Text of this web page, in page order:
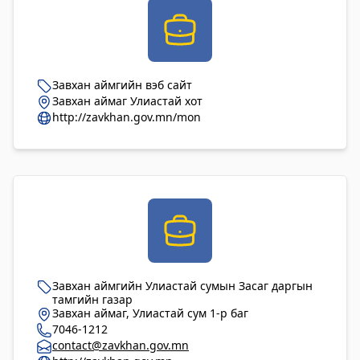
Булган аймгийн Нийгмийн даатгалын
хэлтэс
2023-06-06 14:50:54
Булган аймгийн Засаг Даргын Тамгын
2023-06-06 14:41:13
Дэлгэрэнгүй
Дорноговь аймаг дахь Төрийн цахим
Завхан аймгийн вэб сайт
Завхан аймаг Улиастай хот
http://zavkhan.gov.mn/mon
Завхан аймгийн Улиастай сумын Засаг даргын
тамгийн газар
Завхан аймаг, Улиастай сум 1-р баг
7046-1212
contact@zavkhan.gov.mn